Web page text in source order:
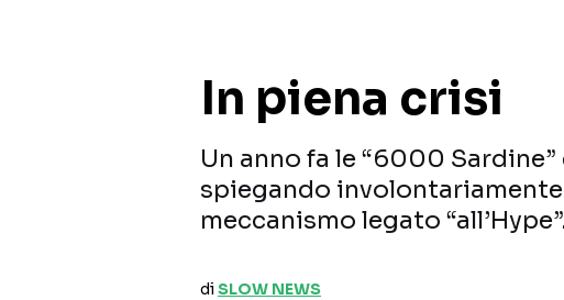
In piena crisi
Un anno fa le “6000
spiegando
meccanismo legato
diSLOW NEWS